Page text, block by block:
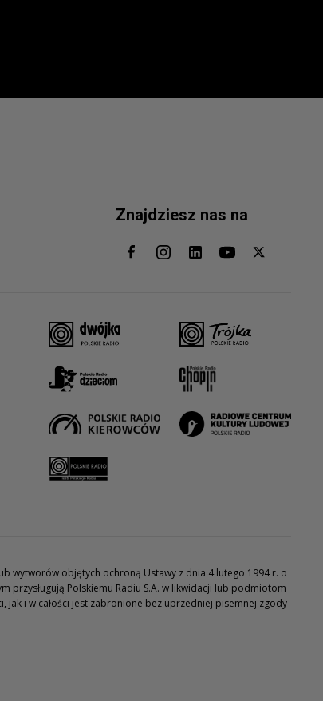
Znajdziesz nas na
wytworów objętych ochroną Ustawy z dnia 4 lutego 1994 r. o
przysługują Polskiemu Radiu S.A. w likwidacji lub podmiotom
jak i w całości jest zabronione bez uprzedniej pisemnej zgody